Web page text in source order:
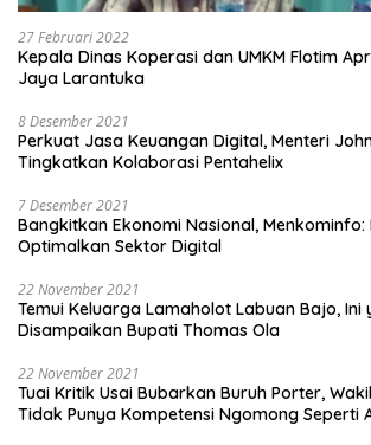
27 Februari 2022
Kepala Dinas Koperasi dan UMKM Flotim
Jaya Larantuka
8 Desember 2021
Perkuat Jasa Keuangan Digital, Menteri
Tingkatkan Kolaborasi Pentahelix
7 Desember 2021
Bangkitkan Ekonomi Nasional, Menkominfo:
Optimalkan Sektor Digital
22 November 2021
Temui Keluarga Lamaholot Labuan Bajo, Ini
Disampaikan Bupati Thomas Ola
22 November 2021
Tuai Kritik Usai Bubarkan Buruh Porter,
Tidak Punya Kompetensi Ngomong Seperti